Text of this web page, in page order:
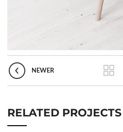
NEWER
RELATED PROJECTS